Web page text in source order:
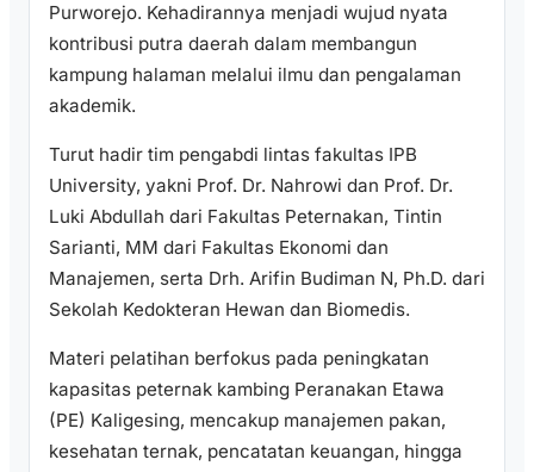
Purworejo. Kehadirannya menjadi wujud nyata
kontribusi putra daerah dalam membangun
kampung halaman melalui ilmu dan pengalaman
akademik.
Turut hadir tim pengabdi lintas fakultas IPB
University, yakni Prof. Dr. Nahrowi dan Prof. Dr.
Luki Abdullah dari Fakultas Peternakan, Tintin
Sarianti, MM dari Fakultas Ekonomi dan
Manajemen, serta Drh. Arifin Budiman N, Ph.D. dari
Sekolah Kedokteran Hewan dan Biomedis.
Materi pelatihan berfokus pada peningkatan
kapasitas peternak kambing Peranakan Etawa
(PE) Kaligesing, mencakup manajemen pakan,
kesehatan ternak, pencatatan keuangan, hingga